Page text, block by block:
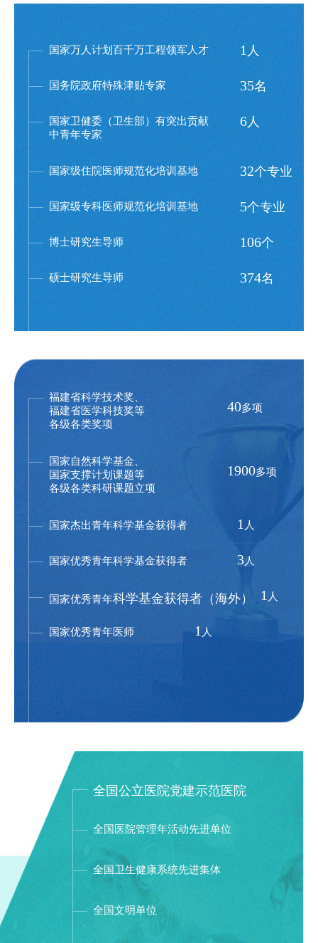
国家万人计划百千万工程领军人才 1 人
国务院政府特殊津贴专家 35名
国家卫健委（卫生部）有突出贡献
中青年专家
6人
国家级住院医师规范化培训基地 32个专业
国家级专科医师规范化培训基地 5个专业
博士研究生导师 106个
硕士研究生导师 374名
福建省科学技术奖、
福建省医学科技奖等
各级各类奖项
40多项
国家自然科学基金、
国家支撑计划课题等
各级各类科研课题立项
1900多项
国家杰出青年科学基金获得者 1 人
国家优秀青年科学基金获得者 3人
国家优秀青年科学基金获得者 （海外） 1 人
国家优秀青年医师 1人
全国公立医院党建示范医院
全国医院管理年活动先进单位
全国卫生健康系统先进集体
全国文明单位